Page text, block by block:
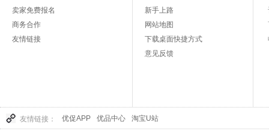
卖家免费报名
商务合作
友情链接
新手上路
网站地图
下载桌面快捷方式
意见反馈
友情链接： 优促APP 优品中心 淘宝U站